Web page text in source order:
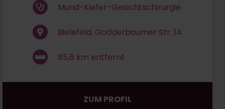
Mund-Kiefer-Gesichtschirurgie
Bielefeld, Gadderbaumer Str. 14
85,6 km entfernt
ZUM PROFIL